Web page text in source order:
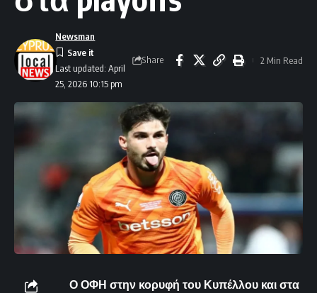
Last updated: April
25, 2026 10:15 pm
Newsman
Share 2 Min Read
Ο ΟΦΗ στην κορυφή του Κυπέλλου και στα